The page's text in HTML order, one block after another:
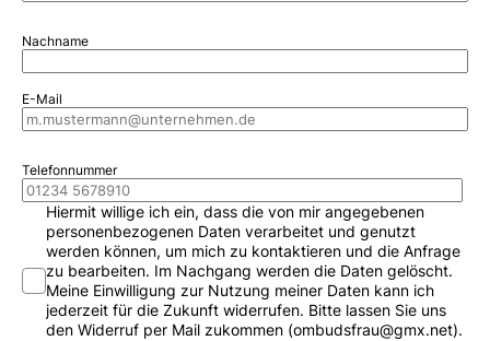
Nachname
E-Mail
Telefonnummer
Hiermit willige ich ein, dass die von mir angegebenen
personenbezogenen Daten verarbeitet und genutzt
werden können, um mich zu kontaktieren und die Anfrage
zu bearbeiten. Im Nachgang werden die Daten gelöscht.
Meine Einwilligung zur Nutzung meiner Daten kann ich
jederzeit für die Zukunft widerrufen. Bitte lassen Sie uns
den Widerruf per Mail zukommen (ombudsfrau@gmx.net).